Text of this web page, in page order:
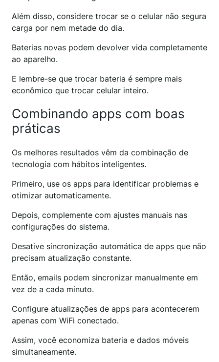
Além disso, considere trocar se o celular não segura
carga por nem metade do dia.
Baterias novas podem devolver vida completamente
ao aparelho.
E lembre-se que trocar bateria é sempre mais
econômico que trocar celular inteiro.
Combinando apps com boas
práticas
Os melhores resultados vêm da combinação de
tecnologia com hábitos inteligentes.
Primeiro, use os apps para identificar problemas e
otimizar automaticamente.
Depois, complemente com ajustes manuais nas
configurações do sistema.
Desative sincronização automática de apps que não
precisam atualização constante.
Então, emails podem sincronizar manualmente em
vez de a cada minuto.
Configure atualizações de apps para acontecerem
apenas com WiFi conectado.
Assim, você economiza bateria e dados móveis
simultaneamente.